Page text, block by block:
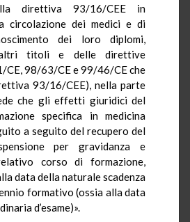
direttiva 93/16/CEE in
circolazione dei medici e di
dei loro diplomi,
titoli e delle direttive
98/63/CE e 99/46/CE che
93/16/CEE), nella parte
che gli effetti giuridici del
specifica in medicina
a seguito del recupero del
per gravidanza e
corso di formazione,
data della naturale scadenza
formativo (ossia alla data
d’esame)».